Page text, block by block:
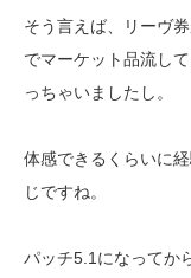
そう言えば、リーヴ
でマーケット品流し
っちゃいましたし。
体感できるくらいに
じですね。
パッチ5.1になってか